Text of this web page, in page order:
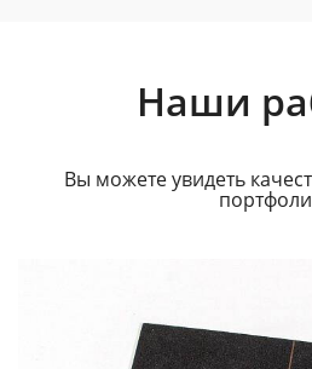
Наши
Вы можете увидеть